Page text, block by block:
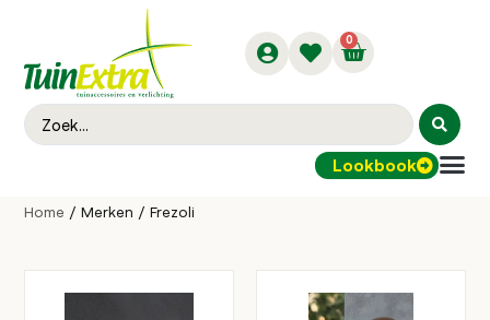
0
Lookbook
Home / Merken / Frezoli